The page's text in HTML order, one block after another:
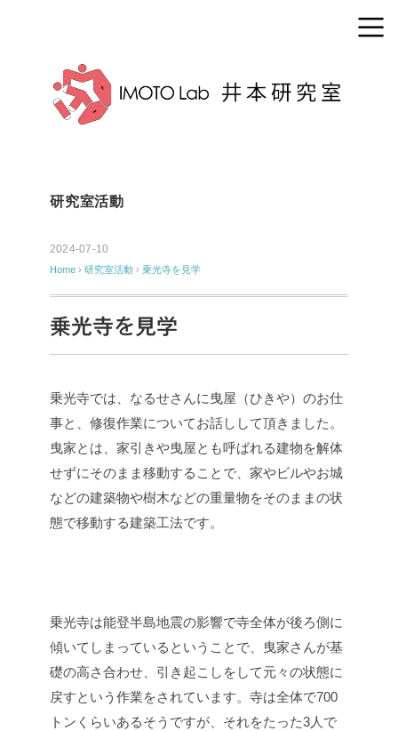
研究室活動
2024-07-10
Home › 研究室活動 › 乗光寺を見学
乗光寺を見学
乗光寺では、なるせさんに曳屋（ひきや）のお仕
事と、修復作業についてお話しして頂きました。
曳家とは、家引きや曳屋とも呼ばれる建物を解体
せずにそのまま移動することで、家やビルやお城
などの建築物や樹木などの重量物をそのままの状
態で移動する建築工法です。
乗光寺は能登半島地震の影響で寺全体が後ろ側に
傾いてしまっているということで、曳家さんが基
礎の高さ合わせ、引き起こしをして元々の状態に
戻すという作業をされています。寺は全体で700
トンくらいあるそうですが、それをたった3人で